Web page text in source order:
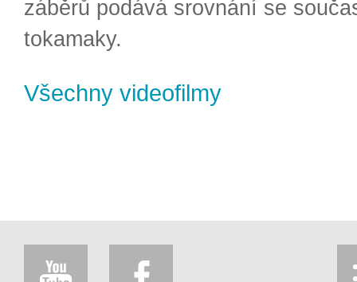
záběrů podává srovnání se
tokamaky.
Všechny videofilmy